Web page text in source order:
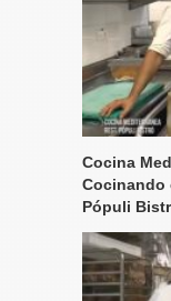
Cocina
Cocinando
Pópuli